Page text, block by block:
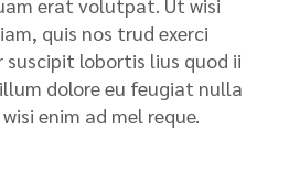
quis nos trud exerci
lobortis lius quod ii
dolore eu feugiat nulla
enim ad mel reque.